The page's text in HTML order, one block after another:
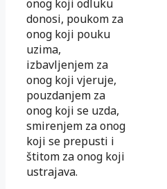
onog koji odluku
donosi, poukom za
onog koji pouku
uzima,
izbavljenjem za
onog koji vjeruje,
pouzdanjem za
onog koji se uzda,
smirenjem za onog
koji se prepusti i
štitom za onog koji
ustrajava.